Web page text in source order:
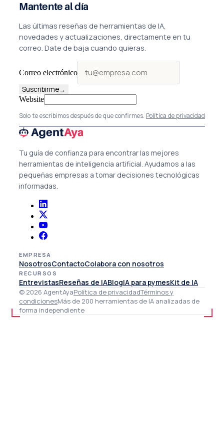
Mantente al día
Las últimas reseñas de herramientas de IA,
novedades y actualizaciones, directamente en tu
correo. Date de baja cuando quieras.
Correo electrónico
Suscribirme→
Website
Solo te escribimos después de que confirmes. Política de privacidad
Tu guía de confianza para encontrar las mejores
herramientas de inteligencia artificial. Ayudamos a las
pequeñas empresas a tomar decisiones tecnológicas
informadas.
EMPRESA
NosotrosContactoColabora con nosotros
RECURSOS
EntrevistasReseñas de IABlogIA para pymesKit de IA
© 2026 AgentAyaPolítica de privacidadTérminos y
condicionesMás de 200 herramientas de IA analizadas de
forma independiente